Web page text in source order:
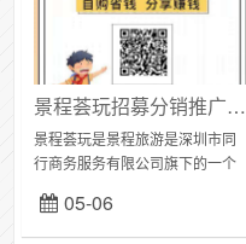
景程荟玩招募分销推广员，如何代理加盟深圳本地吃喝玩乐周边游？
景程荟玩是景程旅游是深圳市同
行商务服务有限公司旗下的一个
景点门票、度假酒店、精品美
食、亲子乐园、休闲娱乐等于一
05-06